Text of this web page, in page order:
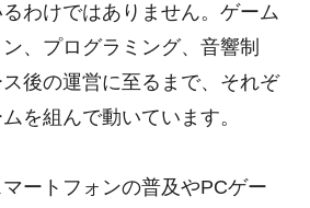
わけではありません。ゲーム
、プログラミング、音響制
後の運営に至るまで、それぞ
を組んで動いています。
ートフォンの普及やPCゲー